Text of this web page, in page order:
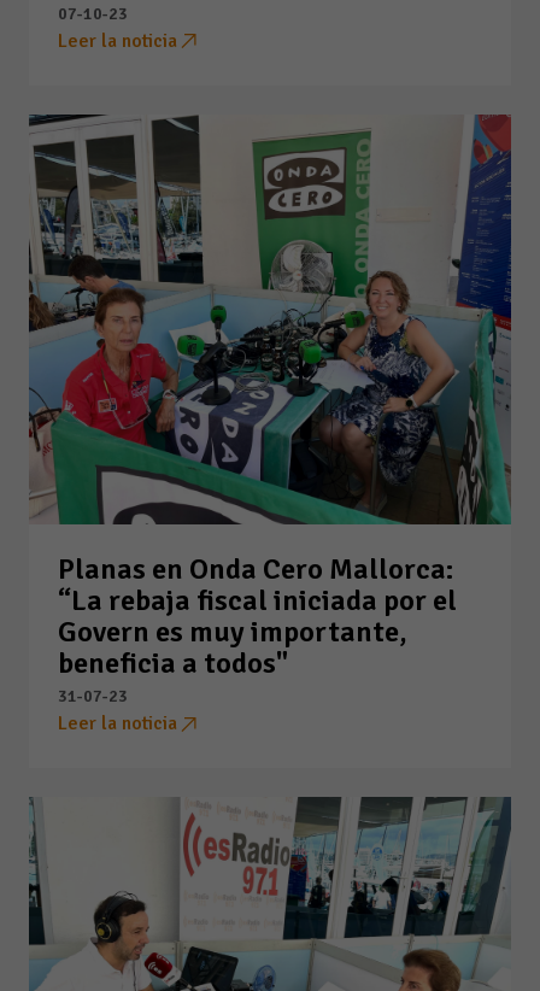
07-10-23
Leer la noticia
Planas en Onda Cero Mallorca:
“La rebaja fiscal iniciada por el
Govern es muy importante,
beneficia a todos"
31-07-23
Leer la noticia